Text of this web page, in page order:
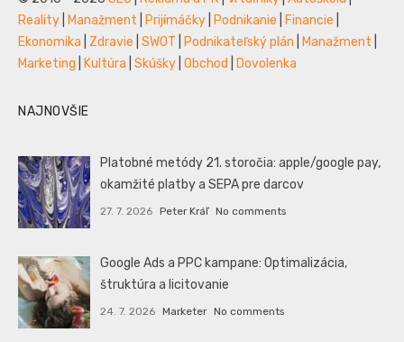
Reality
Manažment Prijímáčky Podnikanie Financie
Ekonomika
Zdravie SWOT Podnikateľský plán Manažment
Marketing
Kultúra Skúšky Obchod Dovolenka
NAJNOVŠIE
Platobné metódy 21. storočia: apple/google pay,
okamžité platby a SEPA pre darcov
27. 7. 2026 Peter Kráľ No comments
Google Ads a PPC kampane: Optimalizácia,
štruktúra a licitovanie
24. 7. 2026 Marketer No comments